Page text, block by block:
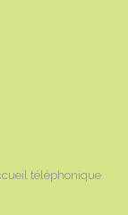
téléphonique